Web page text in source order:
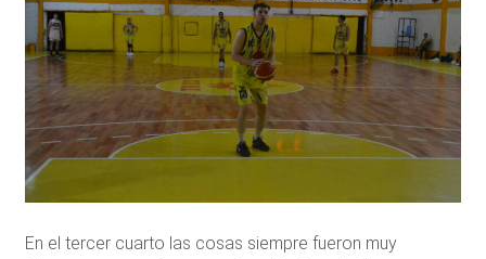
En el tercer cuarto las cosas siempre fueron muy